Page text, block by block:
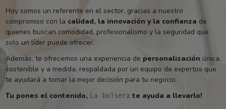
Hoy somos un referente en el sector, gracias a nuestro
compromiso con la calidad, la innovación y la confianza de
quienes buscan comodidad, profesionalismo y la seguridad que
solo un líder puede ofrecer.
Además, te ofrecemos una experiencia de personalización única,
sostenible y a medida, respaldada por un equipo de expertos que
te ayudará a tomar la mejor decisión para tu negocio.
Tu pones el contenido, La bolsera te ayuda a llevarlo!